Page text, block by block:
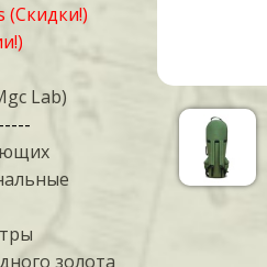
(Скидки!)
Lab)
золота